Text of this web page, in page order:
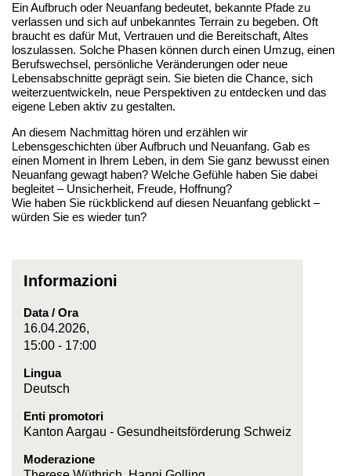
Ein Aufbruch oder Neuanfang bedeutet, bekannte Pfade zu
verlassen und sich auf unbekanntes Terrain zu begeben. Oft
braucht es dafür Mut, Vertrauen und die Bereitschaft, Altes
loszulassen. Solche Phasen können durch einen Umzug, einen
Berufswechsel, persönliche Veränderungen oder neue
Lebensabschnitte geprägt sein. Sie bieten die Chance, sich
weiterzuentwickeln, neue Perspektiven zu entdecken und das
eigene Leben aktiv zu gestalten.
An diesem Nachmittag hören und erzählen wir
Lebensgeschichten über Aufbruch und Neuanfang. Gab es
einen Moment in Ihrem Leben, in dem Sie ganz bewusst einen
Neuanfang gewagt haben? Welche Gefühle haben Sie dabei
begleitet – Unsicherheit, Freude, Hoffnung?
Wie haben Sie rückblickend auf diesen Neuanfang geblickt –
würden Sie es wieder tun?
Informazioni
Data / Ora
16.04.2026,
15:00 - 17:00
Lingua
Deutsch
Enti promotori
Kanton Aargau - Gesundheitsförderung Schweiz
Moderazione